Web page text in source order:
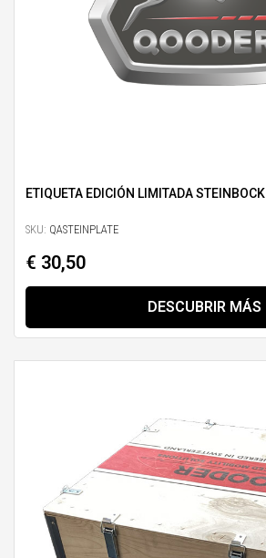
ETIQUETA EDICIÓN LIMITADA STEINBOCK
SKU: QASTEINPLATE
€ 30,50
DESCUBRIR MÁS